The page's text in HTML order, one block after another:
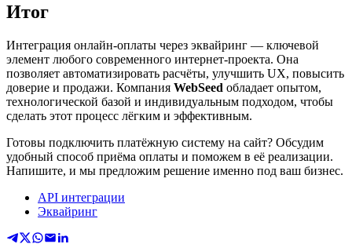
Итог
Интеграция онлайн-оплаты через эквайринг — ключевой
элемент любого современного интернет-проекта. Она
позволяет автоматизировать расчёты, улучшить UX, повысить
доверие и продажи. Компания WebSeed обладает опытом,
технологической базой и индивидуальным подходом, чтобы
сделать этот процесс лёгким и эффективным.
Готовы подключить платёжную систему на сайт? Обсудим
удобный способ приёма оплаты и поможем в её реализации.
Напишите, и мы предложим решение именно под ваш бизнес.
API интеграции
Эквайринг